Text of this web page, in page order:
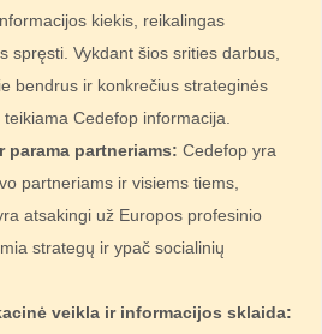
kiekis, reikalingas
spręsti. Vykdant šios srities darbus,
bendrus ir konkrečius strateginės
Cedefop informacija.
partneriams: Cedefop yra
partneriams ir visiems tiems,
atsakingi už Europos profesinio
strategų ir ypač socialinių
veikla ir informacijos sklaida: